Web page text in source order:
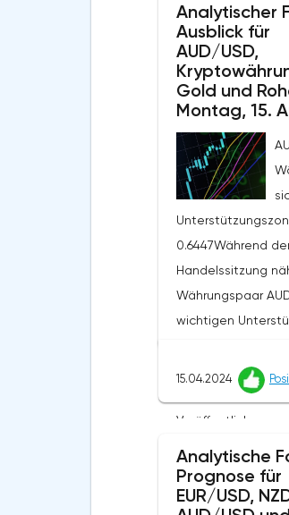
Analytischer
Ausblick für
AUD/USD,
Gold und
Montag, 15.
0.6447Während
Handelssitzung
Währungspaar
wichtigen
Hintergrund der
letzte Woche war
Veröffentlichung
Stärkung des US-
Markt beitrugen.
15.04.2024
Analytische
Prognose für
EUR/USD,